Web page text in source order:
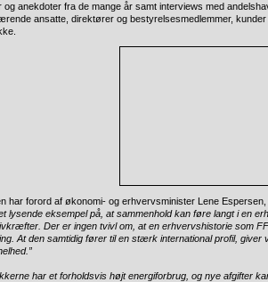
og anekdoter fra de mange år samt interviews med
ansatte, direktører og bestyrelsesmedlemmer,
har forord af økonomi- og erhvervsminister Lene
lysende eksempel på, at sammenhold kan føre langt i en
Der er ingen tvivl om, at en erhvervshistorie som
At den samtidig fører til en stærk international profil,
har et forholdsvis højt energiforbrug, og nye afgifter